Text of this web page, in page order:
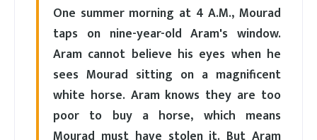
One summer morning at 4 A.M., Mourad
taps on nine-year-old Aram's window.
Aram cannot believe his eyes when he
sees Mourad sitting on a magnificent
white horse. Aram knows they are too
poor to buy a horse, which means